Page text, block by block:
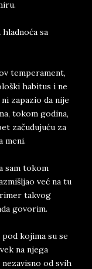
sa
temperament,
habitus i ne
zapazio da nije
tokom godina,
začuđujuću za
meni.
sam tokom
već na tu
takvog
govorim.
kojima su se
na njega
od svih